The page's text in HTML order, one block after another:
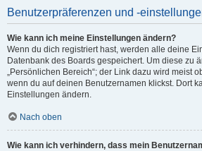
Benutzerpräferenzen und -
Wie kann ich meine Einstellungen ändern?
Wenn du dich registriert hast, werden alle deine
Datenbank des Boards gespeichert. Um diese zu
„Persönlichen Bereich“; der Link dazu wird meist
wenn du auf deinen Benutzernamen klickst. Dort
Einstellungen ändern.
Nach oben
Wie kann ich verhindern, dass mein